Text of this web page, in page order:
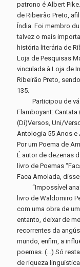
patrono é Albert
de Ribeirão Preto,
Índia. Foi membro
talvez o mais
história literária de
Loja de Pesquisas
vinculada à Loja de
Ribeirão Preto,
135.
Participou de
Flamboyant:
(Di)Versos, Uni/
Antologia 55 Anos e
Por um Poema de
É autor de dezenas
livro de Poemas
Faca Amolada,
“Impossível
livro de Waldomiro
com uma obra de
entanto, deixar de
recorrentes da
mundo, enfim, a
poemas. (...) Só
de riqueza